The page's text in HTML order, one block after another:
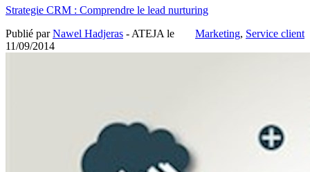
Strategie CRM : Comprendre le lead nurturing
Marketing, Service client
Publié parNawel Hadjeras - ATEJA le
11/09/2014